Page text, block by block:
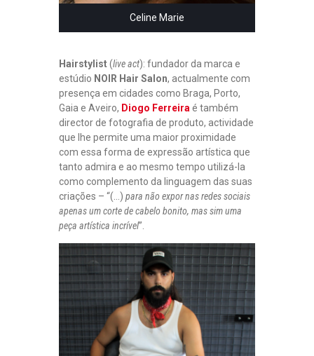
Celine Marie
Hairstylist(live act): fundador da marca e
estúdio NOIR Hair Salon, actualmente com
presença em cidades como Braga, Porto,
Gaia e Aveiro, Diogo Ferreira é também
director de fotografia de produto, actividade
que lhe permite uma maior proximidade
com essa forma de expressão artística que
tanto admira e ao mesmo tempo utilizá-la
como complemento da linguagem das suas
criações – “(…) para não expor nas redes sociais
apenas um corte de cabelo bonito, mas sim uma
peça artística incrível”.